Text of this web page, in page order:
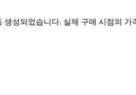
성되었습니다. 실제 구매 시점의 가